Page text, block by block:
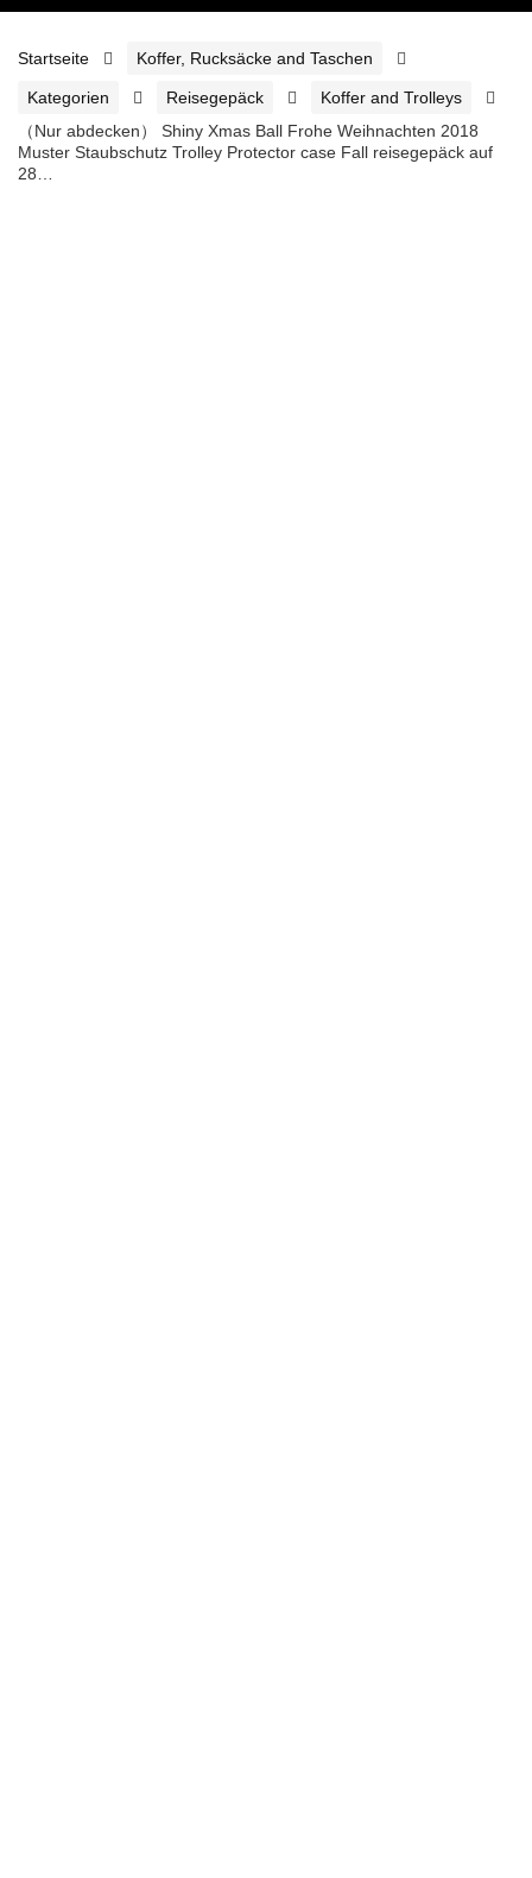
Startseite Koffer, Rucksäcke and Taschen
Kategorien Reisegepäck
Koffer and Trolleys
（Nur abdecken） Shiny Xmas Ball Frohe Weihnachten 2018
Muster Staubschutz Trolley Protector case Fall reisegepäck auf
28…